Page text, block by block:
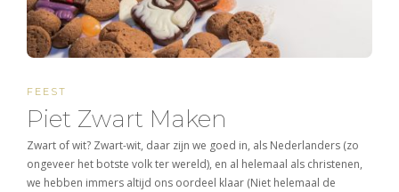
FEEST
Piet Zwart Maken
Zwart of wit? Zwart-wit, daar zijn we goed in, als Nederlanders (zo
ongeveer het botste volk ter wereld), en al helemaal als christenen,
we hebben immers altijd ons oordeel klaar (Niet helemaal de